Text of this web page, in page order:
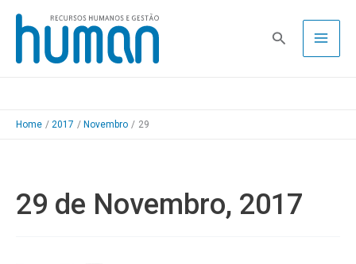
Skip
content
Pesquisa
Home 2017 Novembro 29
29 de Novembro, 2017